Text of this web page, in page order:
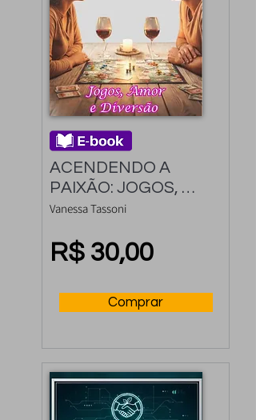
ACENDENDO A
PAIXÃO: JOGOS,
AMOR E DIVERSÃO
Vanessa Tassoni
R$ 30,00
Comprar